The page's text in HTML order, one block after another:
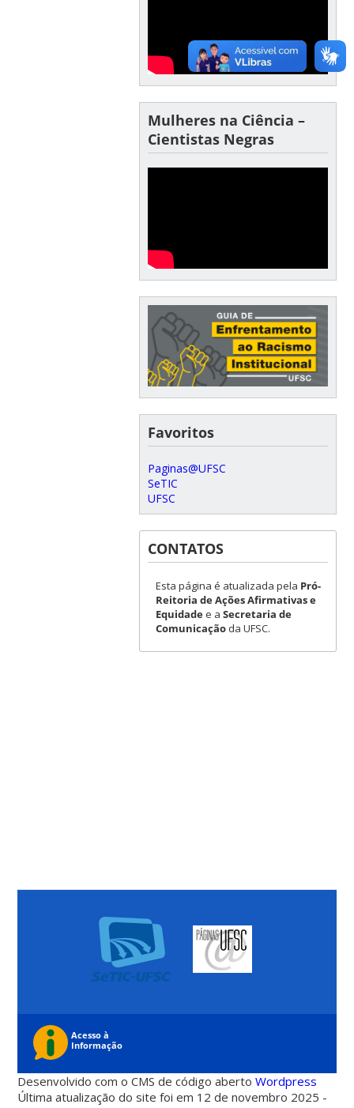
Mulheres na Ciência –
Cientistas Negras
Favoritos
Paginas@UFSC
SeTIC
UFSC
CONTATOS
Esta página é atualizada pela Pró-
Reitoria de Ações Afirmativas e
Equidadee a Secretaria de
Comunicaçãoda UFSC.
Desenvolvido com o CMS de código abertoWordpress
Última atualização do site foi em 12 de novembro 2025 -